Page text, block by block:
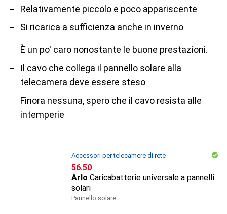
Relativamente piccolo e poco appariscente
Si ricarica a sufficienza anche in inverno
È un po' caro nonostante le buone prestazioni.
Il cavo che collega il pannello solare alla
telecamera deve essere steso
Finora nessuna, spero che il cavo resista alle
intemperie
Accessori per telecamere di rete
CHF
56.50
Arlo Caricabatterie universale a pannelli
solari
Pannello solare